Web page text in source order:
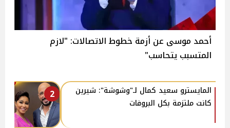
أحمد موسى عن أزمة خطوط الاتصالات: "لازم
المتسبب يتحاسب"
2
المايسترو سعيد كمال لـ"وشوشة": شيرين
كانت ملتزمة بكل البروفات